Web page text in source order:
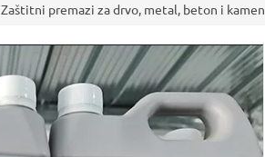
Zaštitni premazi za drvo, metal, beton i kamen